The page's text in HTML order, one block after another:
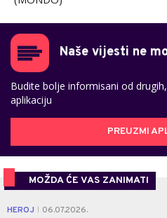
Naše vijesti ne
Budite bolje informisani od
aplikaciju
PREUZMI
MOŽDA ĆE VAS ZANIMATI
HEROJ 06.07.2026.